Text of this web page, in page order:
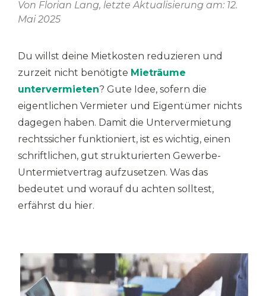
Von Florian Lang, letzte Aktualisierung am: 12.
Mai 2025
Du willst deine Mietkosten reduzieren und
zurzeit nicht benötigte Mieträume
untervermieten? Gute Idee, sofern die
eigentlichen Vermieter und Eigentümer nichts
dagegen haben. Damit die Untervermietung
rechtssicher funktioniert, ist es wichtig, einen
schriftlichen, gut strukturierten Gewerbe-
Untermietvertrag aufzusetzen. Was das
bedeutet und worauf du achten solltest,
erfährst du hier.